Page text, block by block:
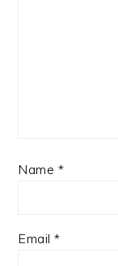
Name *
Email*